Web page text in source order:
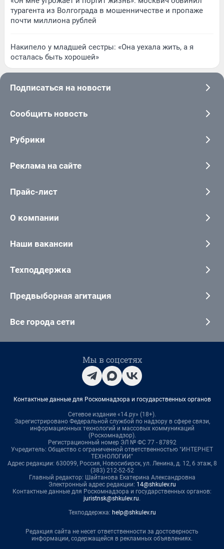
турагента из Волгограда в мошенничестве и пропаже
почти миллиона рублей
Накипело у младшей сестры: «Она уехала жить, а я
осталась быть хорошей»
Подписаться на новости
Сообщить новость
Рубрики
Реклама на сайте
Прайс-лист
О компании
Наши вакансии
Техподдержка
Предвыборная агитация
Все города сети
Мы в соцсетях
Контактные данные для Роскомнадзора и государственных органов
Сетевое издание «14.ру» (18+).
Зарегистрировано Федеральной службой по надзору в сфере связи,
информационных технологий и массовых коммуникаций
(Роскомнадзор).
Регистрационный номер ЭЛ № ФС 77 - 87892
Учредитель: Общество с ограниченной ответственностью "ИНТЕРНЕТ
ТЕХНОЛОГИИ"
Адрес редакции: 630099, Россия, Новосибирск, ул. Ленина, д. 12, 6 этаж, 8
(383) 212-52-52
Главный редактор: Шайтанова Екатерина Александровна
Электронный адрес редакции: 14@shkulev.ru
Контактные данные для Роскомнадзора и государственных органов:
juristnsk@shkulev.ru.
Техподдержка: help@shkulev.ru
Редакция сайта не несет ответственности за достоверность
информации, содержащейся в рекламных объявлениях.